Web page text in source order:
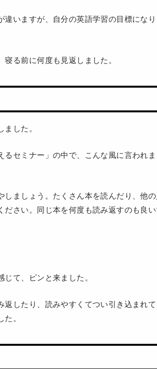
違いますが、自分の英語学習の目標になり
る前に何度も見返しました。
した。
るセミナー」の中で、こんな風に言われま
しましょう。たくさん本を読んだり、他
さい。同じ本を何度も読み返すのも良
て、ピンと来ました。
したり、読みやすくてつい引き込まれて
。